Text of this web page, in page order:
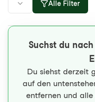
Alle Filter
Suchst du
Du siehst derzeit
auf den
entfernen und